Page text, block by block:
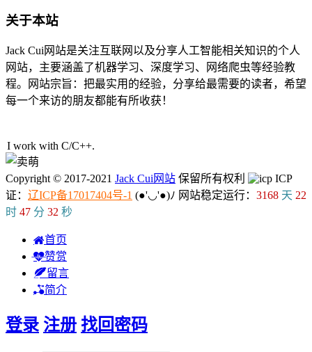
关于本站
Jack Cui网站是关注互联网以及分享人工智能相关知识的个人
网站，主要涵盖了机器学习、深度学习、网络爬虫等经验教
程。网站宗旨：把最实用的经验，分享给最需要的读者，希望
每一个来访的朋友都能有所收获！
I work with C/C++.
Copyright © 2017-2021 Jack Cui网站 保留所有权利
ICP
证： 辽ICP备17017404号-1 (●'◡'●)ﾉ 网站稳定运行： 3168 天 22
时 47 分 32 秒
首页
赞赏
留言
简介
登录 注册 找回密码